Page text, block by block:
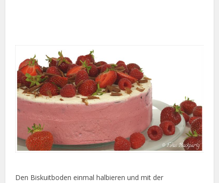
Den Biskuitboden einmal halbieren und mit der